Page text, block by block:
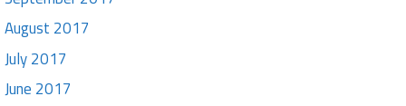
August 2017
July 2017
June 2017